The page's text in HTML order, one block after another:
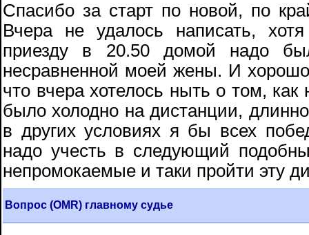
Спасибо за старт по новой, по
Вчера не удалось написать,
приезду в 20.50 домой надо
несравненной моей жены. И
что вчера хотелось ныть о том,
было холодно на дистанции,
в других условиях я бы всех
надо учесть в следующий
непромокаемые и таки пройти эту
Вопрос (OMR) главному судье